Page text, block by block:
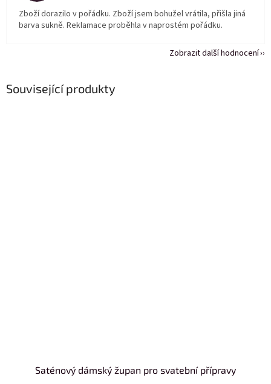
Související produkty
Saténový dámský župan pro svatební přípravy
Zboží dorazilo v pořádku. Zboží jsem bohužel vrátila, přišla jiná
barva sukně. Reklamace proběhla v naprostém pořádku.
Zobrazit další hodnocení